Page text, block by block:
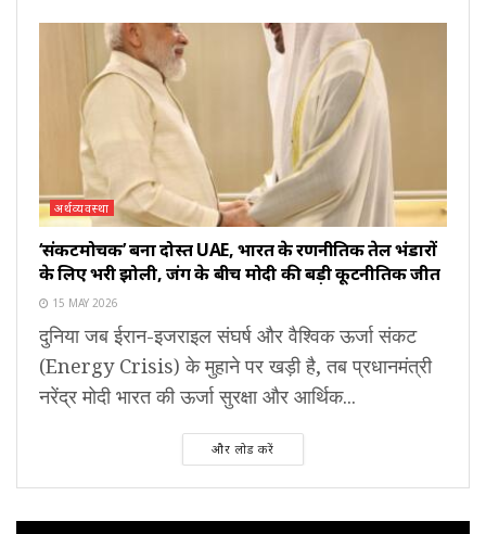
अर्थव्यवस्था
‘संकटमोचक’ बना दोस्त UAE, भारत के रणनीतिक तेल भंडारों
के लिए भरी झोली, जंग के बीच मोदी की बड़ी कूटनीतिक जीत
15 MAY 2026
दुनिया जब ईरान-इजराइल संघर्ष और वैश्विक ऊर्जा संकट
(Energy Crisis) के मुहाने पर खड़ी है, तब प्रधानमंत्री
नरेंद्र मोदी भारत की ऊर्जा सुरक्षा और आर्थिक...
और लोड करें